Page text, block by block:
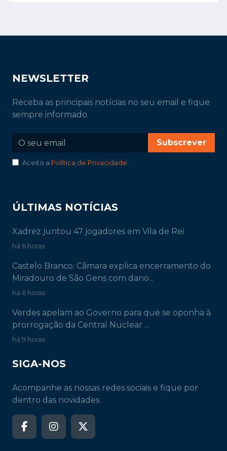
NEWSLETTER
Receba as principais notícias no seu email e fique
sempre informado.
Subscrever
Aceito a Política de Privacidade.
ÚLTIMAS NOTÍCIAS
Xadrez juntou 47 jogadores em Vila de Rei
há 6 horas
Castelo Branco: Câmara explica encerramento do
Miradouro de São Gens com dano...
há 6 horas
Verdes apelam ao Governo para que se oponha à
prorrogação da Central Nuclear ...
há 9 horas
SIGA-NOS
Acompanhe as nossas redes sociais e fique por
dentro das novidades.